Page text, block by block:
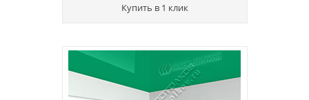
Купить в 1 клик